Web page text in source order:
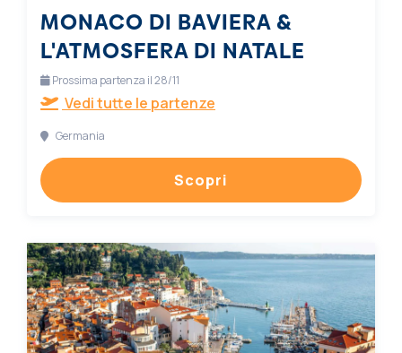
MONACO DI BAVIERA &
L'ATMOSFERA DI NATALE
Prossima partenza il 28/11
Vedi tutte le partenze
Germania
Scopri